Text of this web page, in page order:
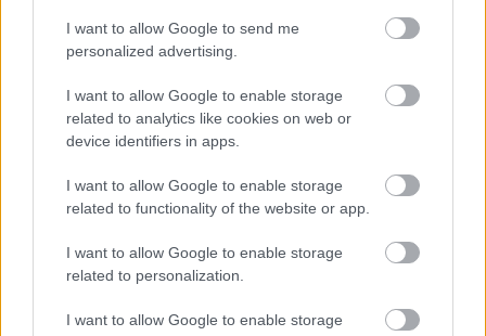
I want to allow Google to send me
personalized advertising.
I want to allow Google to enable storage
related to analytics like cookies on web or
device identifiers in apps.
I want to allow Google to enable storage
related to functionality of the website or app.
I want to allow Google to enable storage
related to personalization.
I want to allow Google to enable storage
2023.08.17. Czapkó Dorottya
Az iskola nem olcsó
mulatság és ha
az első osztályt, akkor
alaposan kikerekedhet
a szemünk a
tanszerigény láttán. A
tisztasági csomagtól a rajzlapon keresztül a vízfestékig vezet
az út, mire egy sok nullás végösszegig jutunk. Az infláció miatt